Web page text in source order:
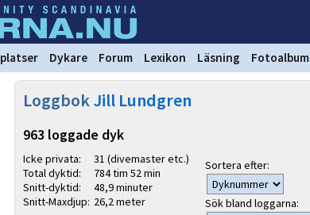
Dykare Forum Lexikon Läsning Fotoalbum
LoggbokJill Lundgren
963 loggade dyk
Icke privata:
Total dyktid:
Snitt-dyktid:
Snitt-Maxdjup:
31 (divemaster etc.)
784 tim 52 min
48,9 minuter
26,2 meter
Sortera efter:
Sök bland loggarna: